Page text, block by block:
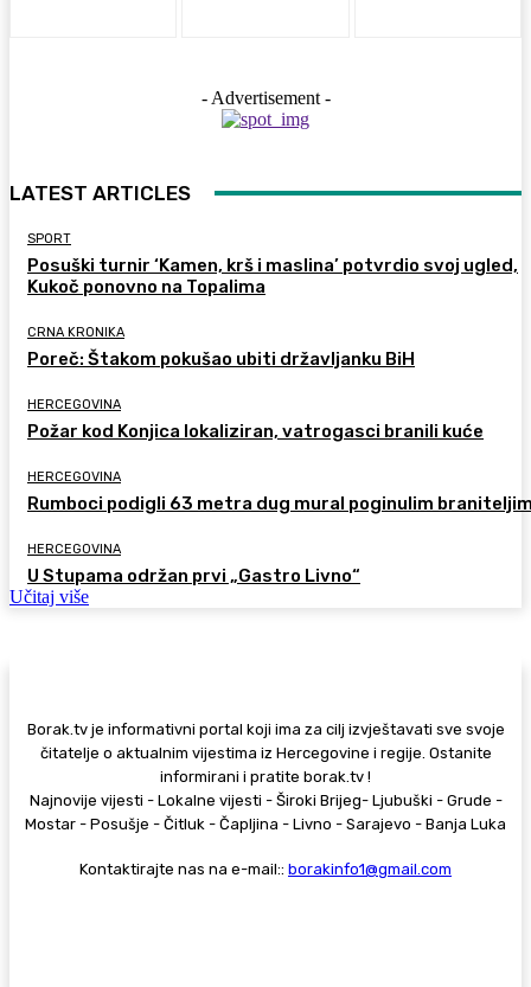
- Advertisement -
LATEST ARTICLES
SPORT
Posuški turnir ‘Kamen, krš i maslina’ potvrdio svoj ugled,
Kukoč ponovno na Topalima
CRNA KRONIKA
Poreč: Štakom pokušao ubiti državljanku BiH
HERCEGOVINA
Požar kod Konjica lokaliziran, vatrogasci branili kuće
HERCEGOVINA
Rumboci podigli 63 metra dug mural poginulim
HERCEGOVINA
U Stupama održan prvi „Gastro Livno“
Učitaj više
Borak.tv je informativni portal koji ima za cilj izvještavati sve svoje
čitatelje o aktualnim vijestima iz Hercegovine i regije. Ostanite
informirani i pratite borak.tv !
Najnovije vijesti - Lokalne vijesti - Široki Brijeg- Ljubuški - Grude -
Mostar - Posušje - Čitluk - Čapljina - Livno - Sarajevo - Banja Luka
Kontaktirajte nas na e-mail:: borakinfo1@gmail.com